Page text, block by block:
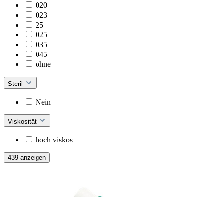
020
023
25
025
035
045
ohne
Steril
Nein
Viskosität
hoch viskos
439 anzeigen